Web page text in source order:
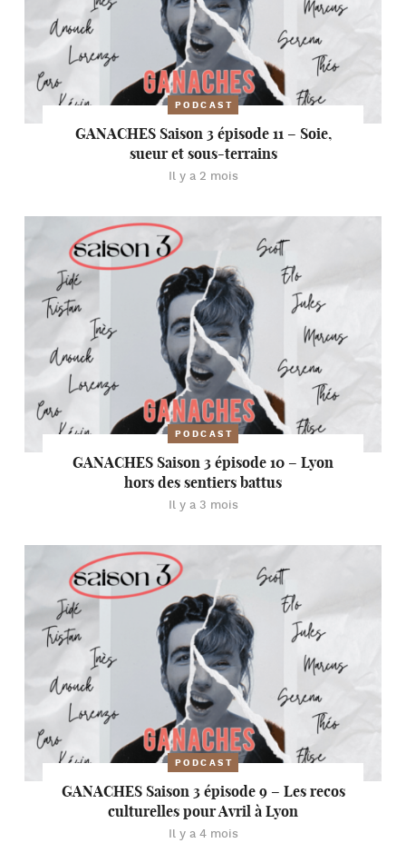
PODCAST
GANACHES Saison 3 épisode 11 – Soie,
sueur et sous-terrains
Il y a 2 mois
PODCAST
GANACHES Saison 3 épisode 10 – Lyon
hors des sentiers battus
Il y a 3 mois
PODCAST
GANACHES Saison 3 épisode 9 – Les recos
culturelles pour Avril à Lyon
Il y a 4 mois